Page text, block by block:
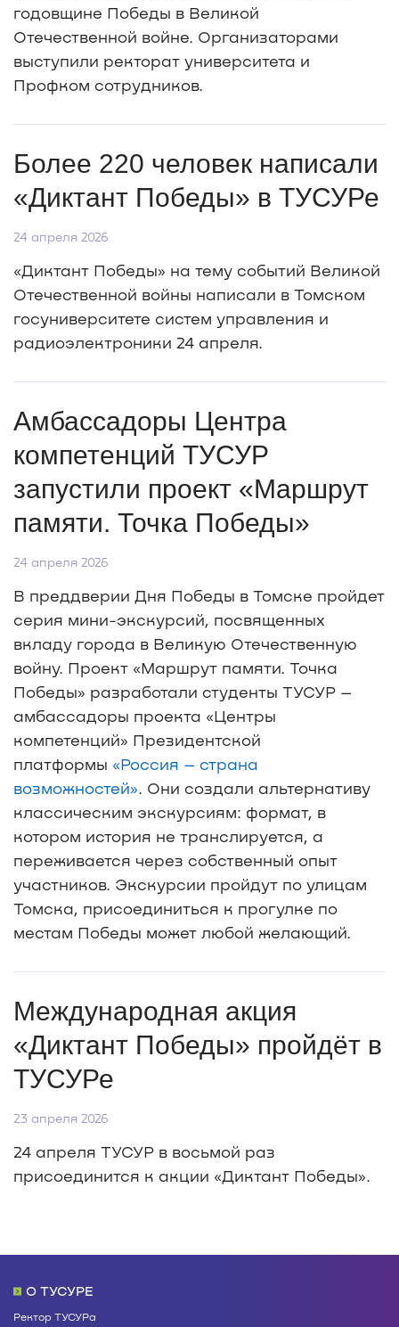
годовщине Победы в Великой
Отечественной войне. Организаторами
выступили ректорат университета и
Профком сотрудников.
Более 220 человек написали
«Диктант Победы» в ТУСУРе
24 апреля 2026
«Диктант Победы» на тему событий Великой
Отечественной войны написали в Томском
госуниверситете систем управления и
радиоэлектроники 24 апреля.
Амбассадоры Центра
компетенций ТУСУР
запустили проект «Маршрут
памяти. Точка Победы»
24 апреля 2026
В преддверии Дня Победы в Томске пройдет
серия мини-экскурсий, посвященных
вкладу города в Великую Отечественную
войну. Проект «Маршрут памяти. Точка
Победы» разработали студенты ТУСУР –
амбассадоры проекта «Центры
компетенций» Президентской
платформы «Россия – страна
возможностей». Они создали альтернативу
классическим экскурсиям: формат, в
котором история не транслируется, а
переживается через собственный опыт
участников. Экскурсии пройдут по улицам
Томска, присоединиться к прогулке по
местам Победы может любой желающий.
Международная акция
«Диктант Победы» пройдёт в
ТУСУРе
23 апреля 2026
24 апреля ТУСУР в восьмой раз
присоединится к акции «Диктант Победы».
О ТУСУРЕ
Ректор ТУСУРа